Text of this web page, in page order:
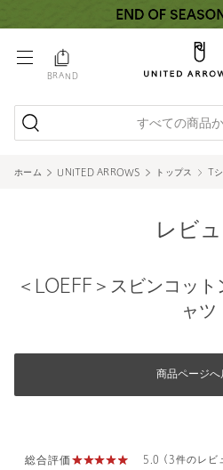
BRAND
すべての商品
ホーム UNITED ARROWS トップス T
レビ
＜LOEFF＞スビンコッ
ャツ
商品ページへ
総合評価
5.0 (3件のレビ